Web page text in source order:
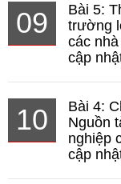
09
Bài 5:
trường
các
cập
10
Bài 4:
Nguồn
nghiệp
cập